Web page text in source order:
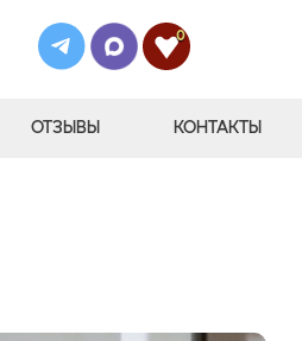
0
ОТЗЫВЫ КОНТАКТЫ